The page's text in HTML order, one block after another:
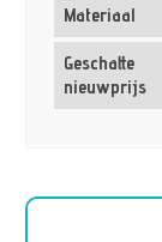
Materiaal
Geschatte
nieuwprijs